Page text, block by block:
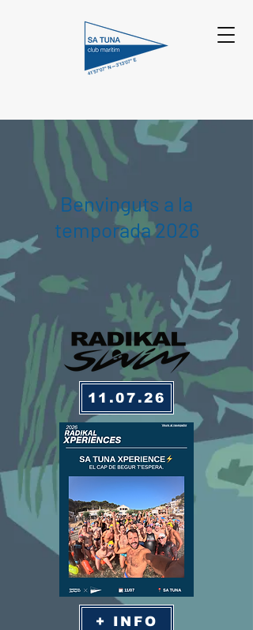
Benvinguts a la
temporada 2026
11.07.26
+ INFO